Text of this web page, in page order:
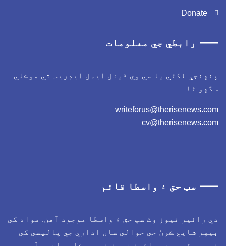
Donate
رابطي جي معلومات
پنهنجي لکڻي يا سي وي ڏينل ايمل ايڊريس تي موڪلي
سگهو ٿا
writeforus@therisenews.com
cv@therisenews.com
سڀ حق ۽ واسطا قائم
دي رائيز نيوز وٽ سڀ حق ۽ واسطا موجود آهن. مواد کي
ٻيهر شايع ڪرڻ جي حوالي سان اداري جي پاليسي کي